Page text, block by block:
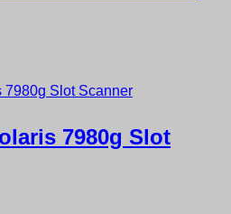
7980g Slot